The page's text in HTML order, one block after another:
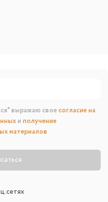
выражаю свое согласие на
и получение
материалов